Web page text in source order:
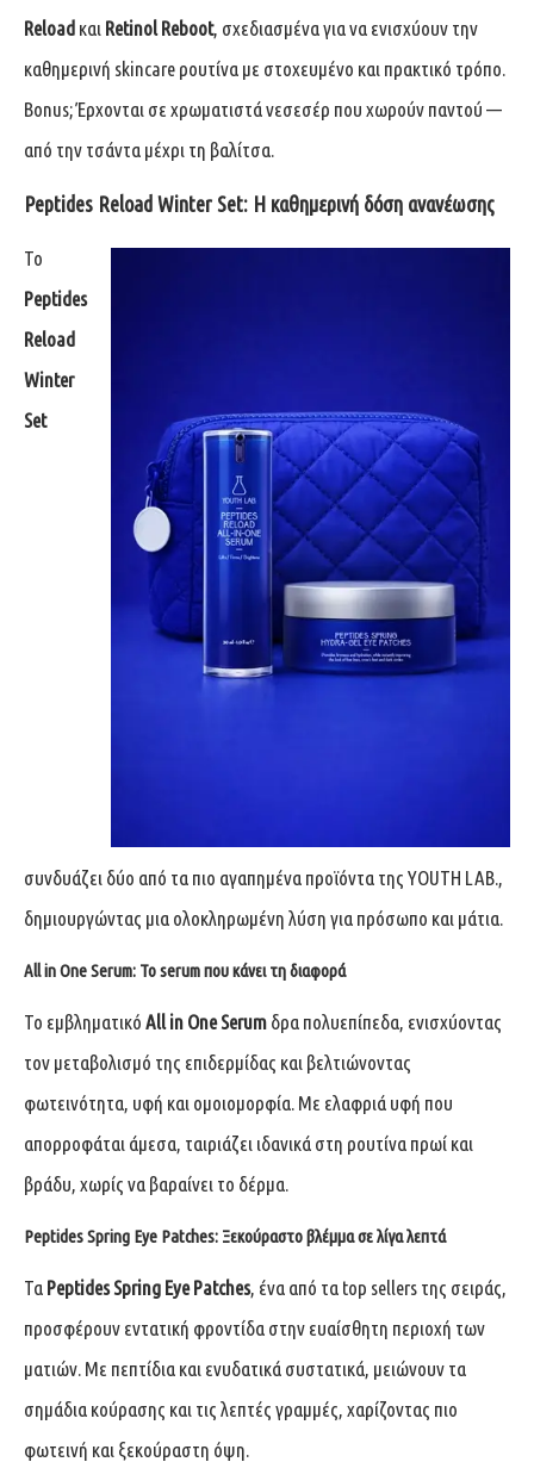
Reload και Retinol Reboot, σχεδιασμένα για να ενισχύουν την
καθημερινή skincare ρουτίνα με στοχευμένο και πρακτικό τρόπο.
Bonus; Έρχονται σε χρωματιστά νεσεσέρ που χωρούν παντού —
από την τσάντα μέχρι τη βαλίτσα.
Peptides Reload Winter Set: Η καθημερινή δόση ανανέωσης
Το
Peptides
Reload
Winter
Set
συνδυάζει δύο από τα πιο αγαπημένα προϊόντα της YOUTH LAB.,
δημιουργώντας μια ολοκληρωμένη λύση για πρόσωπο και μάτια.
All in One Serum: Το serum που κάνει τη διαφορά
Το εμβληματικό All in One Serum δρα πολυεπίπεδα, ενισχύοντας
τον μεταβολισμό της επιδερμίδας και βελτιώνοντας
φωτεινότητα, υφή και ομοιομορφία. Με ελαφριά υφή που
απορροφάται άμεσα, ταιριάζει ιδανικά στη ρουτίνα πρωί και
βράδυ, χωρίς να βαραίνει το δέρμα.
Peptides Spring Eye Patches: Ξεκούραστο βλέμμα σε λίγα λεπτά
Τα Peptides Spring Eye Patches, ένα από τα top sellers της σειράς,
προσφέρουν εντατική φροντίδα στην ευαίσθητη περιοχή των
ματιών. Με πεπτίδια και ενυδατικά συστατικά, μειώνουν τα
σημάδια κούρασης και τις λεπτές γραμμές, χαρίζοντας πιο
φωτεινή και ξεκούραστη όψη.